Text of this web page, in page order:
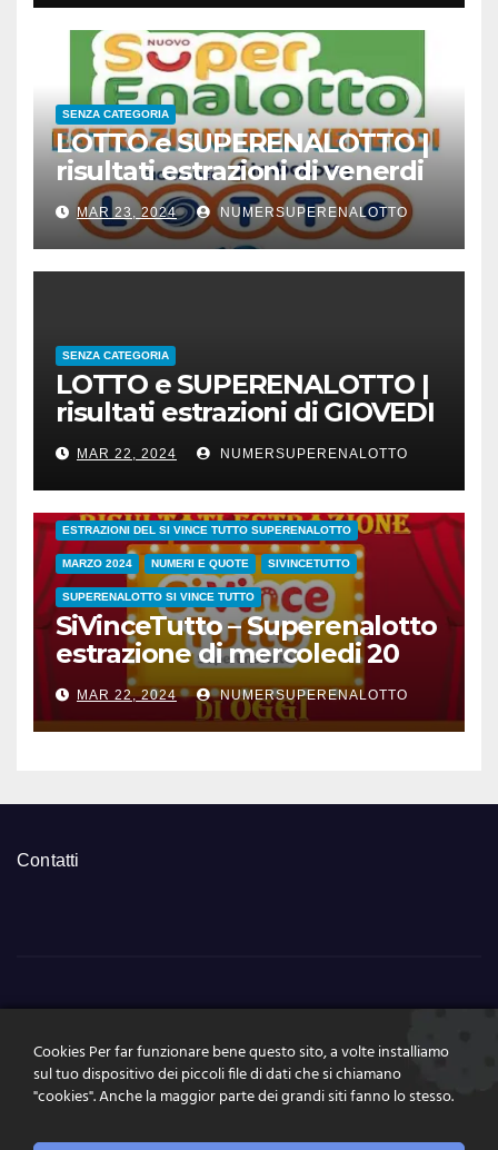
SENZA CATEGORIA
LOTTO e SUPERENALOTTO |
risultati estrazioni di venerdi
22 marzo 2024
MAR 23, 2024 NUMERSUPERENALOTTO
SENZA CATEGORIA
LOTTO e SUPERENALOTTO |
risultati estrazioni di GIOVEDI
21 marzo 2024
MAR 22, 2024 NUMERSUPERENALOTTO
CONC.212 MERCOLEDI 20 MARZO 2024
ESTRAZIONI DEL SI VINCE TUTTO SUPERENALOTTO
MARZO 2024 NUMERI E QUOTE SIVINCETUTTO
SUPERENALOTTO SI VINCE TUTTO
SiVinceTutto – Superenalotto
estrazione di mercoledi 20
marzo 2024 numeri vincenti
e quote
MAR 22, 2024 NUMERSUPERENALOTTO
Contatti
NumeriSuperEnalott
o.it
Cookies Per far funzionare bene questo sito, a volte installiamo
sul tuo dispositivo dei piccoli file di dati che si chiamano
"cookies". Anche la maggior parte dei grandi siti fanno lo stesso.